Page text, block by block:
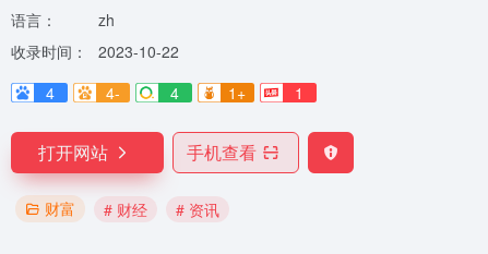
语言：
zh
收录时间：
2023-10-22
4
4- 4 1+ 1
打开网站 手机查看
财富 # 财经 # 资讯